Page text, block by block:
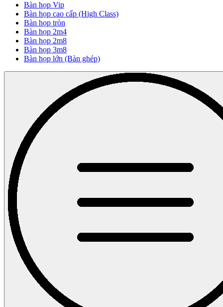
Bàn họp Vip
Bàn họp cao cấp (High Class)
Bàn họp tròn
Bàn họp 2m4
Bàn họp 2m8
Bàn họp 3m8
Bàn họp lớn (Bàn ghép)